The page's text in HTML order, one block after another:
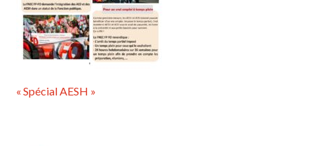
« Spécial AESH »